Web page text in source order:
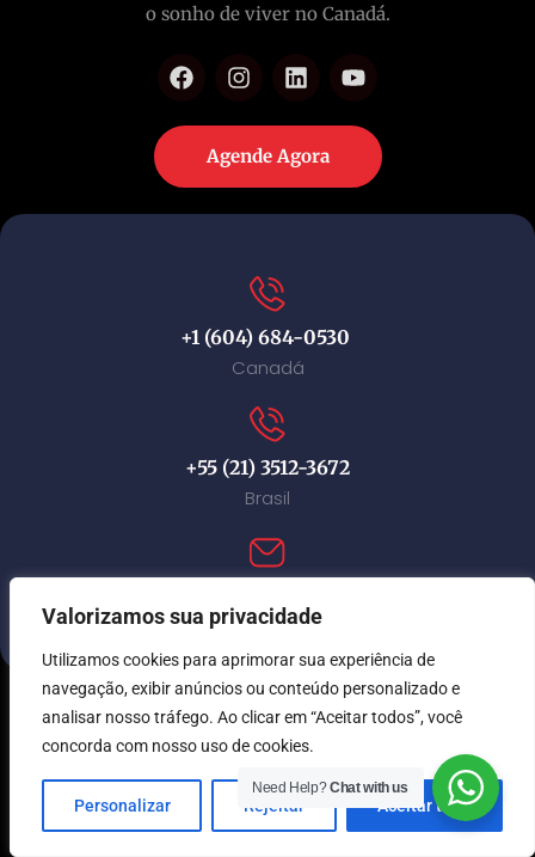
Valorizamos sua privacidade
Utilizamos cookies para aprimorar sua experiência de
navegação, exibir anúncios ou conteúdo personalizado e
analisar nosso tráfego. Ao clicar em “Aceitar todos”, você
concorda com nosso uso de cookies.
Personalizar Rejeitar Aceitar tudo
o sonho de viver no Canadá.
Agende Agora
+1 (604) 684-0530
Canadá
+55 (21) 3512-3672
Brasil
© Immi Canada 2026. Todos os direitos reservados.
Need Help?Chat with us